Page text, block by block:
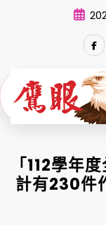
「112學年
計有230件